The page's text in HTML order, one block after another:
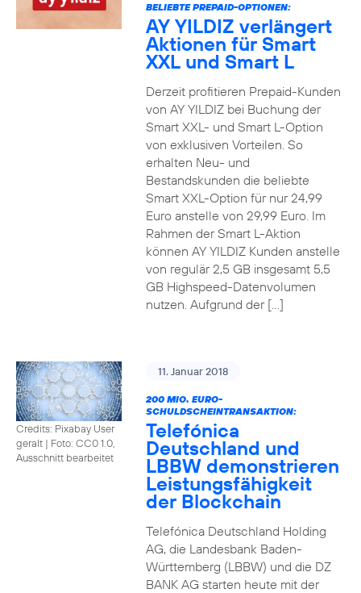
BELIEBTE PREPAID-OPTIONEN:
AY YILDIZ verlängert
Aktionen für Smart
XXL und Smart L
Derzeit profitieren Prepaid-Kunden
von AY YILDIZ bei Buchung der
Smart XXL- und Smart L-Option
von exklusiven Vorteilen. So
erhalten Neu- und
Bestandskunden die beliebte
Smart XXL-Option für nur 24,99
Euro anstelle von 29,99 Euro. Im
Rahmen der Smart L-Aktion
können AY YILDIZ Kunden anstelle
von regulär 2,5 GB insgesamt 5,5
GB Highspeed-Datenvolumen
nutzen. Aufgrund der […]
Credits: Pixabay User
geralt | Foto: CC0 1.0,
Ausschnitt bearbeitet
11. Januar 2018
200 MIO. EURO-
SCHULDSCHEINTRANSAKTION:
Telefónica
Deutschland und
LBBW demonstrieren
Leistungsfähigkeit
der Blockchain
Telefónica Deutschland Holding
AG, die Landesbank Baden-
Württemberg (LBBW) und die DZ
BANK AG starten heute mit der